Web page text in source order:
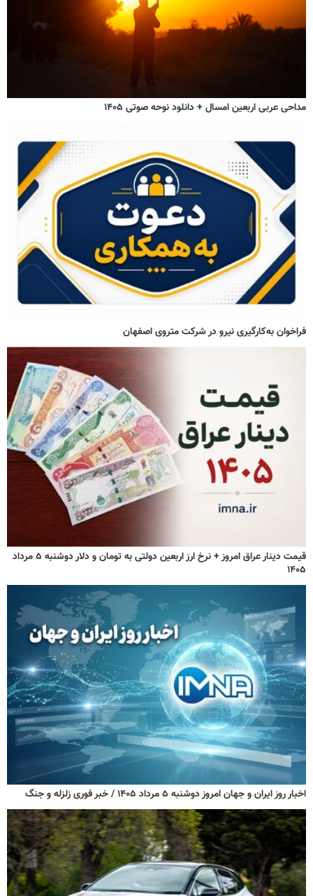
مداحی عربی اربعین امسال + دانلود نوحه صوتی ۱۴۰۵
فراخوان به‌کارگیری نیرو در شرکت متروی اصفهان
قیمت دینار عراق امروز + نرخ ارز اربعین دولتی به تومان و دلار دوشنبه ۵ مرداد
۱۴۰۵
اخبار روز ایران و جهان امروز دوشنبه ۵ مرداد ۱۴۰۵ / خبر فوری زلزله و جنگ